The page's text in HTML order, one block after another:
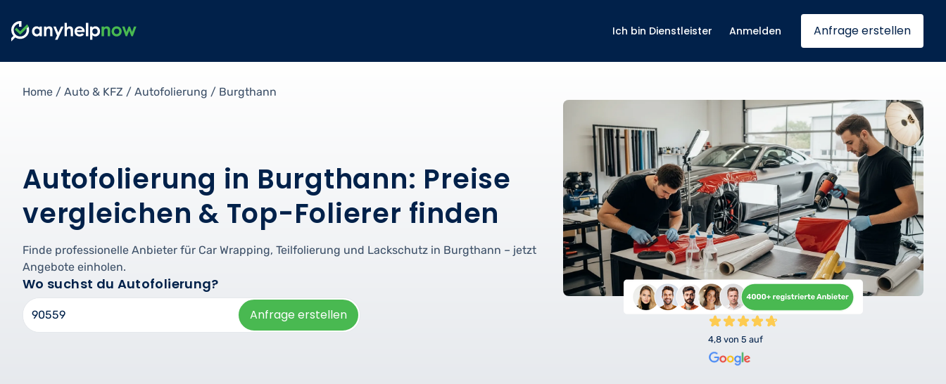
Ich bin Dienstleister Anmelden Anfrage erstellen
Home / Auto & KFZ / Autofolierung / Burgthann
Autofolierung in Burgthann: Preise
vergleichen & Top-Folierer finden
Finde professionelle Anbieter für Car Wrapping, Teilfolierung und Lackschutz in Burgthann – jetzt
Angebote einholen.
Wo suchst du Autofolierung?
Anfrage erstellen
4,8 von 5 auf